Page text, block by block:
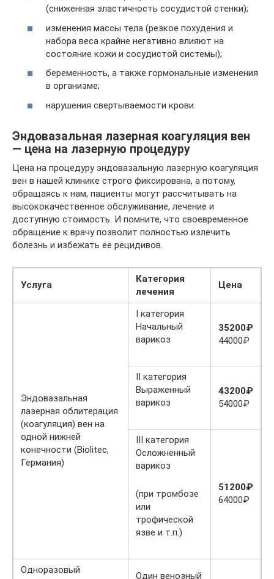
(сниженная эластичность сосудистой стенки);
изменения массы тела (резкое похудения и
набора веса крайне негативно влияют на
состояние кожи и сосудистой системы);
беременность, а также гормональные изменения
в организме;
нарушения свертываемости крови.
Эндовазальная лазерная коагуляция вен
— цена на лазерную процедуру
Цена на процедуру эндовазальную лазерную коагуляция
вен в нашей клинике строго фиксирована, а потому,
обращаясь к нам, пациенты могут рассчитывать на
высококачественное обслуживание, лечение и
доступную стоимость. И помните, что своевременное
обращение к врачу позволит полностью излечить
болезнь и избежать ее рецидивов.
Услуга
Категория
лечения
Цена
Эндовазальная
лазерная облитерация
(коагуляция) вен на
одной нижней
конечности (Biolitec,
Германия)
I категория
Начальный
варикоз
35200₽
44000₽
II категория
Выраженный
варикоз
43200₽
54000₽
III категория
Осложненный
варикоз
(при тромбозе
или
трофической
язве и т.п.)
51200₽
64000₽
Одноразовый
Один венозный